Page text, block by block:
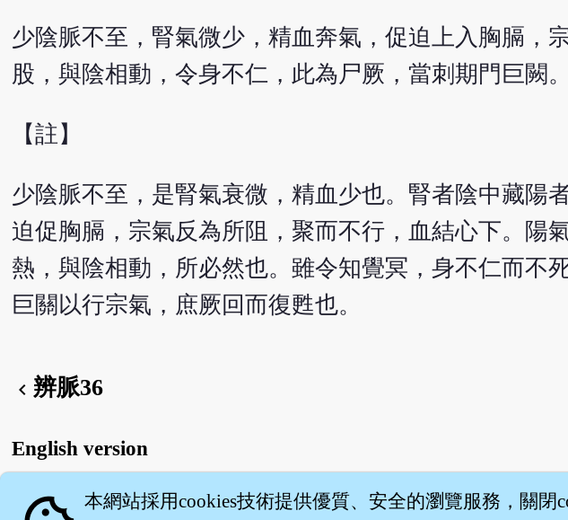
少陰脈不至，腎氣微少，精血奔氣，促迫上入胸膈，
股，與陰相動，令身不仁，此為尸厥，當刺期門巨闕。
【註】
少陰脈不至，是腎氣衰微，精血少也。腎者陰中藏陽
迫促胸膈，宗氣反為所阻，聚而不行，血結心下。陽
熱，與陰相動，所必然也。雖令知覺冥，身不仁而不
巨關以行宗氣，庶厥回而復甦也。
chevron_left 辨脈36
English version
本網站採用cookies技術提供優質、安全的瀏覽服務，關閉